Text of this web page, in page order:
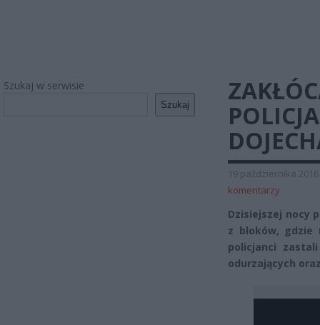
Szukaj w serwisie
Szukaj
19 października 2016
komentarzy
Dzisiejszej nocy
z bloków, gdzie
policjanci
odurzających